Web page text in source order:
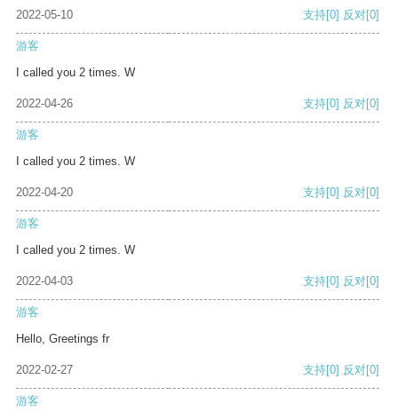
2022-05-10 支持[0] 反对[0]
游客
I called you 2 times. W
2022-04-26 支持[0] 反对[0]
游客
I called you 2 times. W
2022-04-20 支持[0] 反对[0]
游客
I called you 2 times. W
2022-04-03 支持[0] 反对[0]
游客
Hello, Greetings fr
2022-02-27 支持[0] 反对[0]
游客